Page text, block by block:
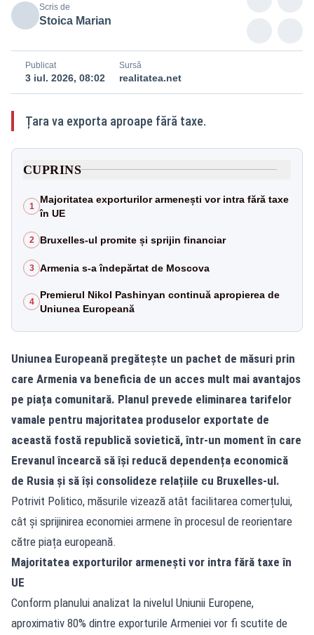
Scris de
Stoica Marian
Publicat
3 iul. 2026, 08:02
Sursă
realitatea.net
Țara va exporta aproape fără taxe.
CUPRINS
1
Majoritatea exporturilor armenești vor intra fără taxe
în UE
2 Bruxelles-ul promite și sprijin financiar
3 Armenia s-a îndepărtat de Moscova
4
Premierul Nikol Pashinyan continuă apropierea de
Uniunea Europeană
Uniunea Europeană pregătește un pachet de măsuri prin
care Armenia va beneficia de un acces mult mai avantajos
pe piața comunitară. Planul prevede eliminarea tarifelor
vamale pentru majoritatea produselor exportate de
această fostă republică sovietică, într-un moment în care
Erevanul încearcă să își reducă dependența economică
de Rusia și să își consolideze relațiile cu Bruxelles-ul.
Potrivit Politico, măsurile vizează atât facilitarea comerțului,
cât și sprijinirea economiei armene în procesul de reorientare
către piața europeană.
Majoritatea exporturilor armenești vor intra fără taxe în
UE
Conform planului analizat la nivelul Uniunii Europene,
aproximativ 80% dintre exporturile Armeniei vor fi scutite de